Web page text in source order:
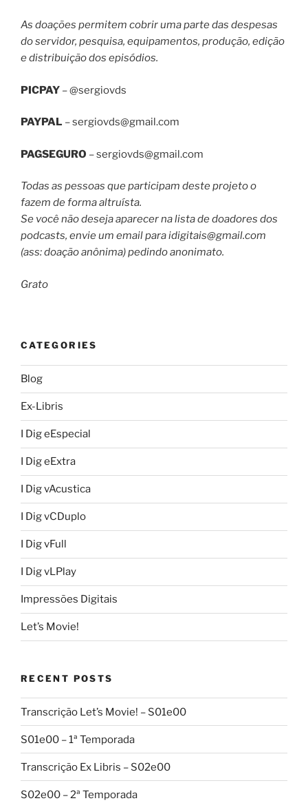
As doações permitem cobrir uma parte das despesas
do servidor, pesquisa, equipamentos, produção, edição
e distribuição dos episódios.
PICPAY – @sergiovds
PAYPAL –sergiovds@gmail.com
PAGSEGURO –sergiovds@gmail.com
Todas as pessoas que participam deste projeto o
fazem de forma altruísta.
Se você não deseja aparecer na lista de doadores dos
podcasts, envie um email paraidigitais@gmail.com
(ass: doação anônima) pedindo anonimato.
Grato
CATEGORIES
Blog
Ex-Libris
I Dig eEspecial
I Dig eExtra
I Dig vAcustica
I Dig vCDuplo
I Dig vFull
I Dig vLPlay
Impressões Digitais
Let’s Movie!
RECENT POSTS
Transcrição Let’s Movie! – S01e00
S01e00 – 1ª Temporada
Transcrição Ex Libris – S02e00
S02e00 – 2ª Temporada